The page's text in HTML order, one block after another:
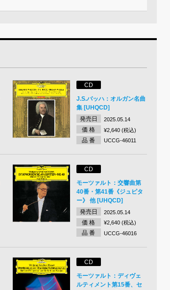
CD
J.S.バッハ：オルガン名曲
集 [UHQCD]
発売日
2025.05.14
価 格 ¥2,640 (税込)
品 番 UCCG-46011
CD
モーツァルト：交響曲第
40番・第41番《ジュピタ
ー》 他 [UHQCD]
発売日
2025.05.14
価 格 ¥2,640 (税込)
品 番 UCCG-46016
CD
モーツァルト：ディヴェ
ルティメント第15番、セ